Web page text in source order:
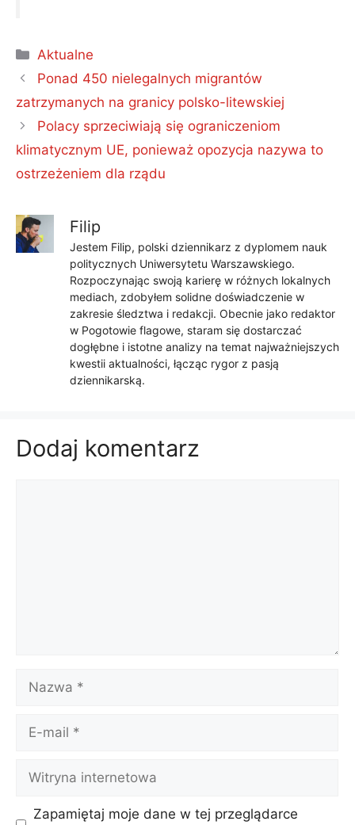
Kategorie
Aktualne
Ponad 450 nielegalnych migrantów
zatrzymanych na granicy polsko-litewskiej
Polacy sprzeciwiają się ograniczeniom
klimatycznym UE, ponieważ opozycja nazywa to
ostrzeżeniem dla rządu
Filip
Jestem Filip, polski dziennikarz z dyplomem nauk
politycznych Uniwersytetu Warszawskiego.
Rozpoczynając swoją karierę w różnych lokalnych
mediach, zdobyłem solidne doświadczenie w
zakresie śledztwa i redakcji. Obecnie jako redaktor
w Pogotowie flagowe, staram się dostarczać
dogłębne i istotne analizy na temat najważniejszych
kwestii aktualności, łącząc rygor z pasją
dziennikarską.
Dodaj komentarz
Nazwa
Witryna
internetowa
Zapamiętaj moje dane w tej przeglądarce